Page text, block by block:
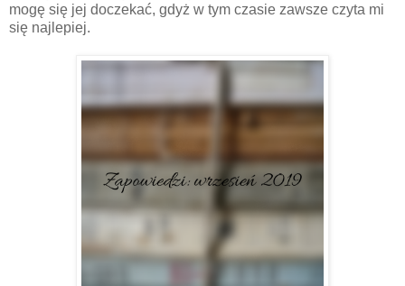
mogę się jej doczekać, gdyż w tym czasie zawsze czyta mi
się najlepiej.